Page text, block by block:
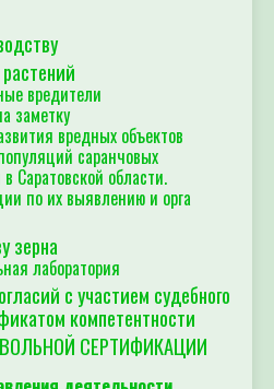
вредители
заметку
вредных объектов
саранчовых
Саратовской области.
по их выявлению и орга
зерна
лаборатория
с участием судебного
компетентности
СЕРТИФИКАЦИИ
деятельности